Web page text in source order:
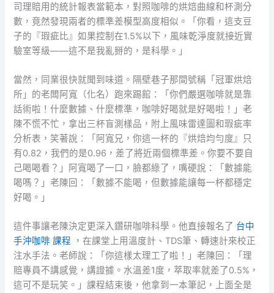
司理賠用的統計報表當範本，對照咖啡的烘焙曲線和杯測分
數，竟然發現兩者的標準差模型高度相似。「你看，這支豆
子的『瑕疵比』如果控制在1.5%以下，風味乾淨度就接近實
驗室等級——這不是我亂掰的，是科學。」
當然，同業很快就聞到味道。隔壁巷子那間號稱「冠軍烘焙
所」的老闆阿寬（化名）跑來踢館：「你們嚴選咖啡就是靠
話術啦！什麼數據、什麼標準，咖啡好喝就是好喝啦！」老
陳不慌不忙，拿出三杯盲測樣品，附上風味雷達圖和瑕疵率
分析表，笑著說：「阿寬兄，你這一杯的『烘焙均勻度』只
有0.82，我們的是0.96，差了將近兩個標準差。你要不要自
己喝喝看？」阿寬喝了一口，臉都綠了，嘴硬說：「數據能
喝嗎？」老陳回：「數據不能喝，但數據能讓每一杯都穩定
好喝。」
這件事讓老陳決定更深入鑽研咖啡科學。他直接報名了 台中
手沖咖啡 課程 ，在課堂上用溫度計、TDS筆、轉速計來校正
注水手法。老師說：「你這樣太理工了啦！」老陳回：「理
賠專員不講感覺，講證據。水溫差1度，萃取率就差了0.5%，
這可不是玩笑。」課程結束後，他拿到一本筆記，上面全是